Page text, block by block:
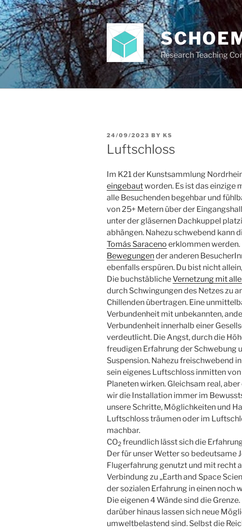
Skip
to
content
Research Teaching
POSTED
ON
24/09/2023 BY KS
Luftschloss
Im K21 der Kunstsammlung
eingebautworden. Es ist das einzige
alle Besuchenden begehbar und
von 25+ Metern über der
unter der gläsernen Dachkuppel
abhängen. Nahezu schwebend kann
Tomás Saraceno erklommen werden.
Bewegungender anderen
ebenfalls erspüren. Du bist nicht
Die buchstäblicheVernetzung mit
durch Schwingungen des Netzes zu
Chillenden übertragen. Eine
Verbundenheit mit unbekannten,
Verbundenheit innerhalb einer
verdeutlicht. Die Angst, durch die
freudigen Erfahrung der Schwebung
Suspension. Nahezu freischwebend
sein eigenes Luftschloss inmitten
Planeten wirken. Gleichsam real,
wir die Installation immer im
unsere Schritte, Möglichkeiten und
Luftschloss träumen oder im
machbar.
CO2 freundlich lässt sich die
Der für unser Wetter so bedeutsame
Flugerfahrung genutzt und mit recht
Verbindung zu „Earth and Space
der sozialen Erfahrung in einen noch
Die eigenen 4 Wände sind die
darüber hinaus lassen sich neue
umweltbelastend sind. Selbst die